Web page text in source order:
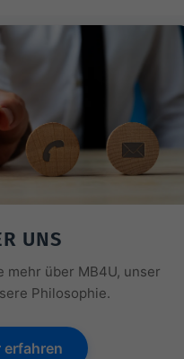
UNS
mehr über MB4U, unser
Philosophie.
erfahren